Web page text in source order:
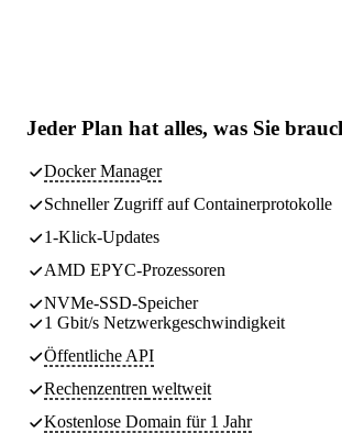
Jeder Plan hat alles, was Sie
Docker Manager
Schneller Zugriff auf Containerprotokolle
1-Klick-Updates
AMD EPYC-Prozessoren
NVMe-SSD-Speicher
1 Gbit/s Netzwerkgeschwindigkeit
Öffentliche API
Rechenzentren weltweit
Kostenlose Domain für 1 Jahr